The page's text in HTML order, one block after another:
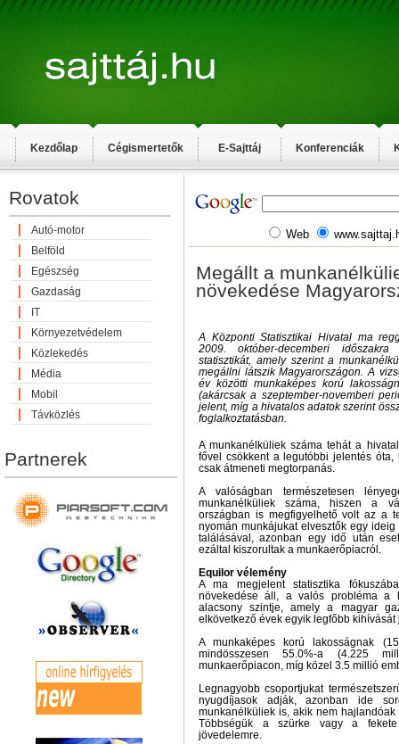
Kezdőlap Cégismertetők E-Sajttáj Konferenciák
Rovatok
Autó-motor
Belföld
Egészség
Gazdaság
IT
Környezetvédelem
Közlekedés
Média
Mobil
Távközlés
Partnerek
Web
Megállt a
növekedése
A Központi Statisztikai Hivatal ma
2009. október-decemberi időszakra
statisztikát, amely szerint a
megállni látszik Magyarországon. A
év közötti munkaképes korú
(akárcsak a szeptember-novemberi
jelent, míg a hivatalos adatok szerint
foglalkoztatásban.
A munkanélküliek száma tehát a
fővel csökkent a legutóbbi jelentés óta,
csak átmeneti megtorpanás.
A valóságban természetesen
munkanélküliek száma, hiszen a
országban is megfigyelhető volt az a
nyomán munkájukat elvesztők egy
találásával, azonban egy idő után
ezáltal kiszorultak a munkaerőpiacról.
Equilor vélemény
A ma megjelent statisztika
növekedése áll, a valós probléma a
alacsony szintje, amely a magyar
elkövetkező évek egyik legfőbb kihívását
A munkaképes korú lakosságnak
mindösszesen 55.0%-a (4.225
munkaerőpiacon, míg közel 3.5 millió
Legnagyobb csoportjukat
nyugdíjasok adják, azonban ide
munkanélküliek is, akik nem
Többségük a szürke vagy a
jövedelemre.